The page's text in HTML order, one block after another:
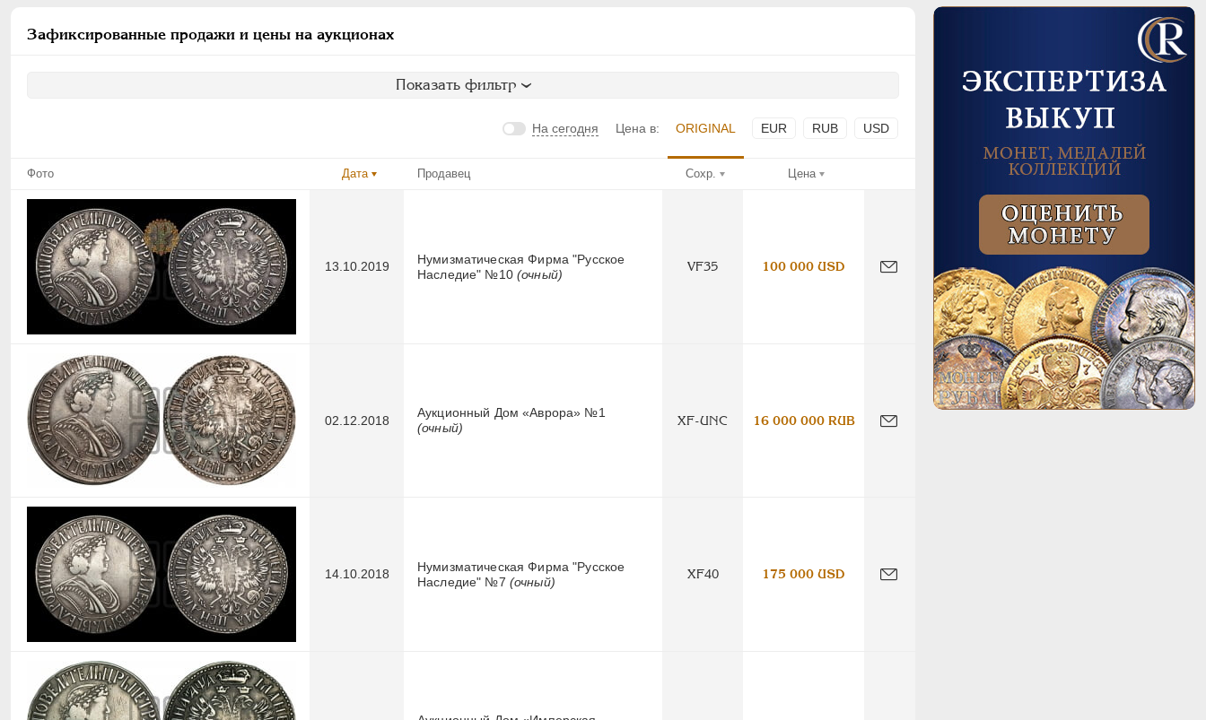
Зафиксированные продажи и цены на аукционах
Показать фильтр
На сегодня Цена в: ORIGINAL EUR RUB USD
Фото Дата Продавец Сохр. Цена
13.10.2019
Нумизматическая Фирма "Русское
Наследие" №10 (очный)
VF35 100 000 USD
02.12.2018
Аукционный Дом «Аврора» №1
(очный)
XF-UNC 16 000 000 RUB
14.10.2018
Нумизматическая Фирма "Русское
Наследие" №7 (очный)
XF40 175 000 USD